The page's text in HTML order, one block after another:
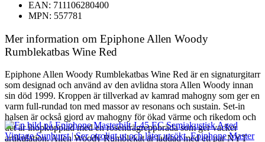
EAN: 711106280400
MPN: 557781
Mer information om Epiphone Allen Woody
Rumblekatbas Wine Red
Epiphone Allen Woody Rumblekatbas Wine Red är en signaturgitarr
som designad och använd av den avlidna stora Allen Woody innan
sin död 1999. Kroppen är tillverkad av kamrad mahogny som ger en
varm full-rundad ton med massor av resonans och sustain. Set-in
halsen är också gjord av mahogny för ökad värme och rikedom och
det är ihopkopplad med en rosenträgreppbräda som ger vacker
artikulation. Allen Woody Rumblekat är laddad med ett par NYT